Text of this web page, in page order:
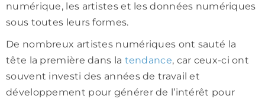
numérique, les artistes et les données numériques
sous toutes leurs formes.
De nombreux artistes numériques ont sauté la
tête la première dans la tendance, car ceux-ci ont
souvent investi des années de travail et
développement pour générer de l’intérêt pour